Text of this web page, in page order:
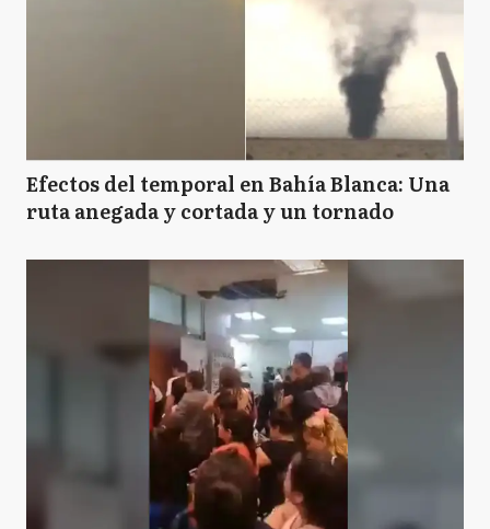
Efectos del temporal en Bahía Blanca: Una
ruta anegada y cortada y un tornado